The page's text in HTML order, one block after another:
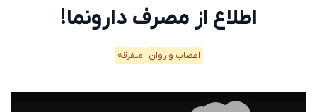
اطلاع از مصرف دارونما!
اعصاب و روان متفرقه